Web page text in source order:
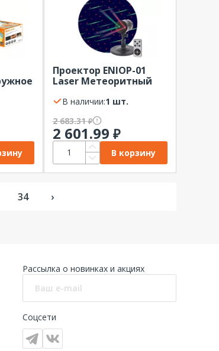
Проектор ENIOP-01
Laser Метеоритный
дождь мультирежим
2 цвета 220В IP44 ЭРА
В наличии:
1 шт.
2 683.31₽
2 601.99 ₽
В корзину
34 ›
Рассылка о новинках и акциях
Соцсети